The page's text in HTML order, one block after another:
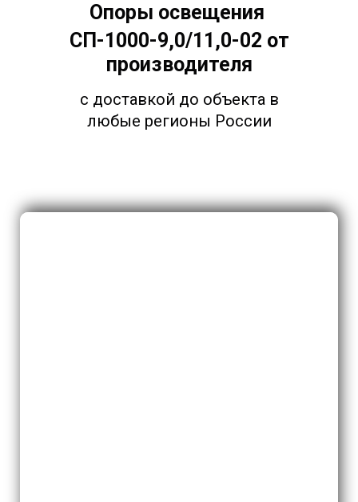
Опоры освещения
СП-1000-9,0/11,0-02 от
производителя
с доставкой до объекта в
любые регионы России